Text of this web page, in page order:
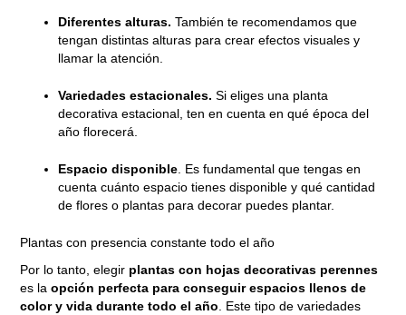
Diferentes alturas. También te recomendamos que
tengan distintas alturas para crear efectos visuales y
llamar la atención.
Variedades estacionales.Si eliges una planta
decorativa estacional, ten en cuenta en qué época del
año florecerá.
Espacio disponible . Es fundamental que tengas en
cuenta cuánto espacio tienes disponible y qué cantidad
de flores o plantas para decorar puedes plantar.
Plantas con presencia constante todo el año
Por lo tanto, elegir plantas con hojas decorativas perennes
es la opción perfecta para conseguir espacios llenos de
color y vida durante todo el año . Este tipo de variedades